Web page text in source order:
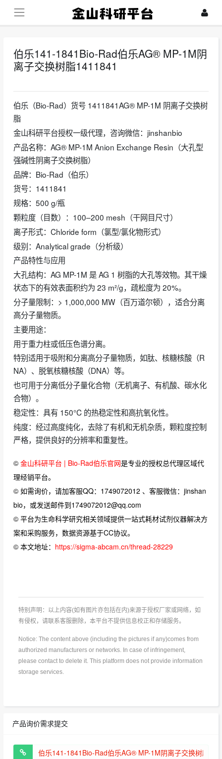
伯乐141-1841Bio-Rad伯乐AG® MP-1M阴
离子交换树脂1411841
伯乐（Bio-Rad）货号 1411841AG® MP-1M 阴离子交换树
脂‌
金山科研平台授权一级代理，咨询微信：jinshanbio
‌产品名称‌：AG® MP-1M Anion Exchange Resin（大孔型
强碱性阴离子交换树脂）
‌品牌‌：Bio-Rad（伯乐）
‌货号‌：‌1411841‌
‌规格‌：‌500 g/瓶‌
‌颗粒度（目数）‌：‌100–200 mesh‌（干网目尺寸）
‌离子形式‌：‌Chloride form‌（氯型/氯化物形式）
‌级别‌：Analytical grade（分析级）
‌产品特性与应用‌
‌大孔结构‌：AG MP-1M 是 AG 1 树脂的大孔等效物。其干燥
状态下的有效表面积约为 ‌23 m²/g‌，疏松度为 20%。
‌分子量限制‌：> 1,000,000 MW（百万道尔顿），适合分离
高分子量物质。
‌主要用途‌：
用于‌重力柱‌或‌低压色谱‌分离。
特别适用于吸附和分离‌高分子量物质‌，如肽、核糖核酸（R
NA）、脱氧核糖核酸（DNA）等。
也可用于分离低分子量化合物（无机离子、有机酸、碳水化
合物）。
‌稳定性‌：具有 ‌150°C‌ 的热稳定性和高抗氧化性。
‌纯度‌：经过高度纯化，去除了有机和无机杂质，颗粒度控制
严格，提供良好的分辨率和重复性。
© 金山科研平台 | Bio-Rad伯乐官网是专业的授权总代理区域代
理经销平台。
© 如需询价，请加客服QQ：1749072012 、客服微信：jinshan
bio，或发送邮件到1749072012@qq.com
© 平台为生命科学研究相关领域提供一站式耗材试剂仪器解决方
案和采购服务，数据资源基于CC协议。
© 本文地址： https://sigma-abcam.cn/thread-28229
特别声明：以上内容(如有图片亦包括在内)来源于授权厂家或网络，如
有侵权，请联系客服删除，本平台不提供信息校正和存储服务。
Notice: The content above (including the pictures if any)comes from
authorized manufacturers or networks. In case of infringement,
please contact to delete it. This platform does not provide information
storage services.
产品询价需求提交